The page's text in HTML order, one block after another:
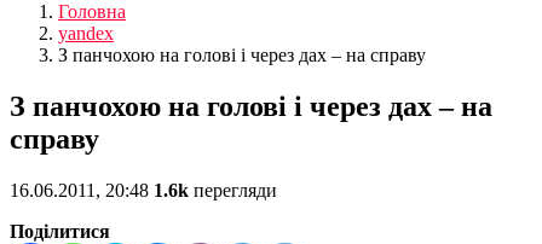
Головна
yandex
З панчохою на голові і через дах – на справу
З панчохою на голові і через дах – на
справу
16.06.2011, 20:48 1.6k перегляди
Поділитися